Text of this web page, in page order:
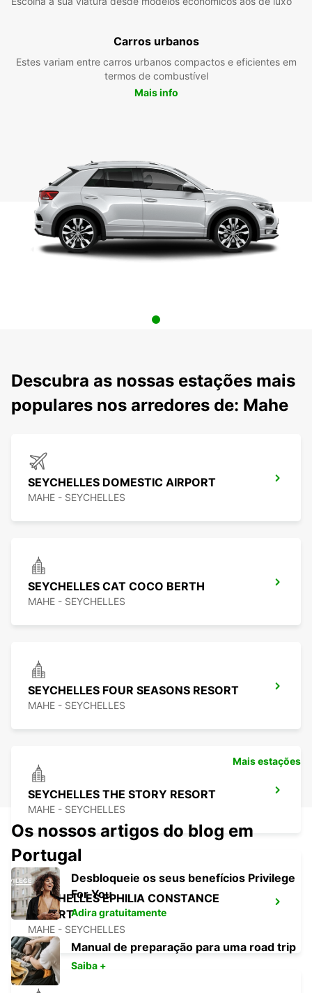
Carros urbanos
Estes variam entre carros urbanos compactos e eficientes em
termos de combustível
Mais info
Descubra as nossas estações mais
populares nos arredores de: Mahe
SEYCHELLES DOMESTIC AIRPORT
MAHE - SEYCHELLES
SEYCHELLES CAT COCO BERTH
MAHE - SEYCHELLES
SEYCHELLES FOUR SEASONS RESORT
MAHE - SEYCHELLES
SEYCHELLES THE STORY RESORT
MAHE - SEYCHELLES
SEYCHELLES EPHILIA CONSTANCE
RESORT
MAHE - SEYCHELLES
Mais estações
Os nossos artigos do blog em
Portugal
Desbloqueie os seus benefícios Privilege
For You
Adira gratuitamente
Manual de preparação para uma road trip
Saiba +